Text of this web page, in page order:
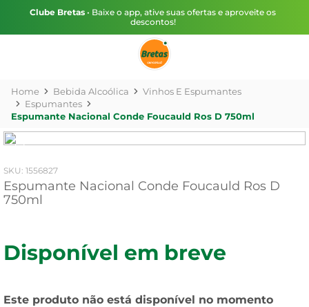
Clube Bretas • Baixe o app, ative suas ofertas e aproveite os
descontos!
Bebida Alcoólica
Vinhos E Espumantes
Espumantes
Espumante Nacional Conde Foucauld Ros D 750ml
: 1556827
Espumante Nacional Conde Foucauld Ros D
750ml
Disponível em breve
Este produto não está disponível no momento